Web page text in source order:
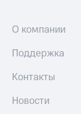
О компании
Поддержка
Контакты
Новости